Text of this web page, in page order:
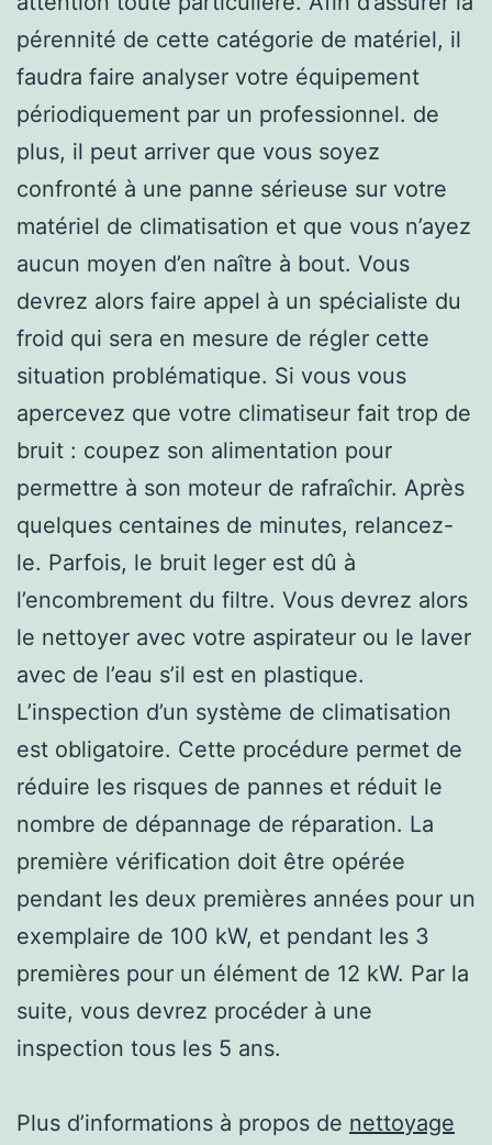
pérennité de cette catégorie de matériel, il
faudra faire analyser votre équipement
périodiquement par un professionnel. de
plus, il peut arriver que vous soyez
confronté à une panne sérieuse sur votre
matériel de climatisation et que vous n’ayez
aucun moyen d’en naître à bout. Vous
devrez alors faire appel à un spécialiste du
froid qui sera en mesure de régler cette
situation problématique. Si vous vous
apercevez que votre climatiseur fait trop de
bruit : coupez son alimentation pour
permettre à son moteur de rafraîchir. Après
quelques centaines de minutes, relancez-
le. Parfois, le bruit leger est dû à
l’encombrement du filtre. Vous devrez alors
le nettoyer avec votre aspirateur ou le laver
avec de l’eau s’il est en plastique.
L’inspection d’un système de climatisation
est obligatoire. Cette procédure permet de
réduire les risques de pannes et réduit le
nombre de dépannage de réparation. La
première vérification doit être opérée
pendant les deux premières années pour un
exemplaire de 100 kW, et pendant les 3
premières pour un élément de 12 kW. Par la
suite, vous devrez procéder à une
inspection tous les 5 ans.
Plus d’informations à propos de nettoyage